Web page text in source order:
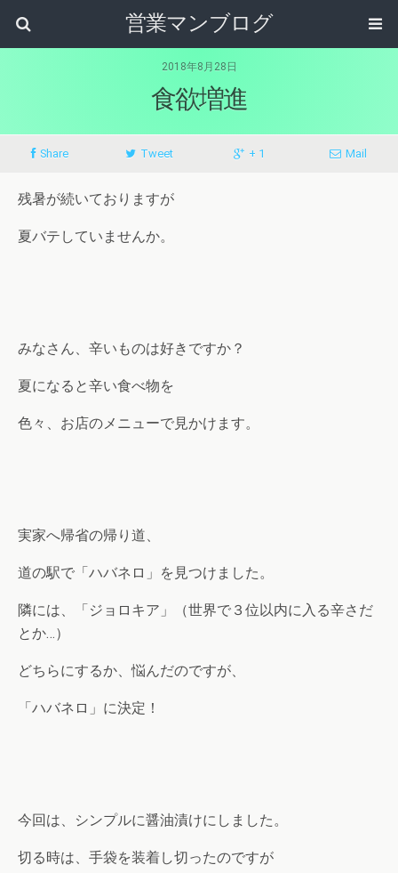
営業マンブログ
2018年8月28日
食欲増進
Share Tweet + 1 Mail
残暑が続いておりますが
夏バテしていませんか。
みなさん、辛いものは好きですか？
夏になると辛い食べ物を
色々、お店のメニューで見かけます。
実家へ帰省の帰り道、
道の駅で「ハバネロ」を見つけました。
隣には、「ジョロキア」（世界で３位以内に入る辛さだ
とか…）
どちらにするか、悩んだのですが、
「ハバネロ」に決定！
今回は、シンプルに醤油漬けにしました。
切る時は、手袋を装着し切ったのですが